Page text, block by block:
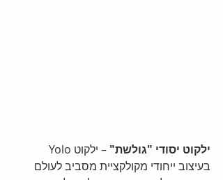
ילקוט יסודי "גולשת"
בעיצוב ייחודי מקולקציית מסביב לעולם